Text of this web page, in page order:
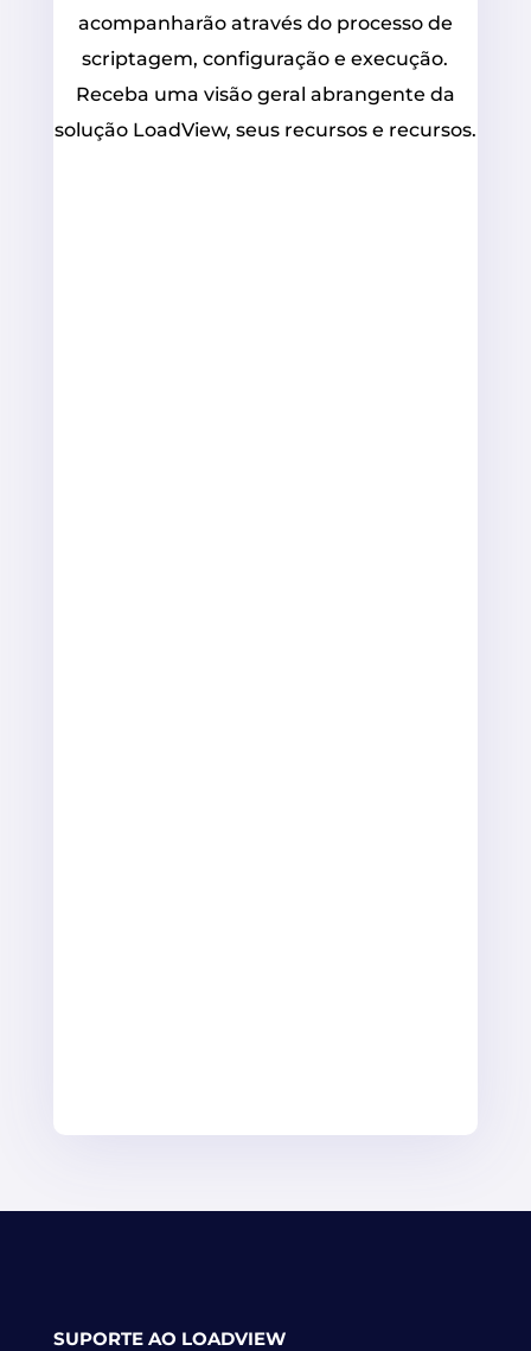
acompanharão através do processo de
scriptagem, configuração e execução.
Receba uma visão geral abrangente da
solução LoadView, seus recursos e recursos.
SUPORTE AO LOADVIEW